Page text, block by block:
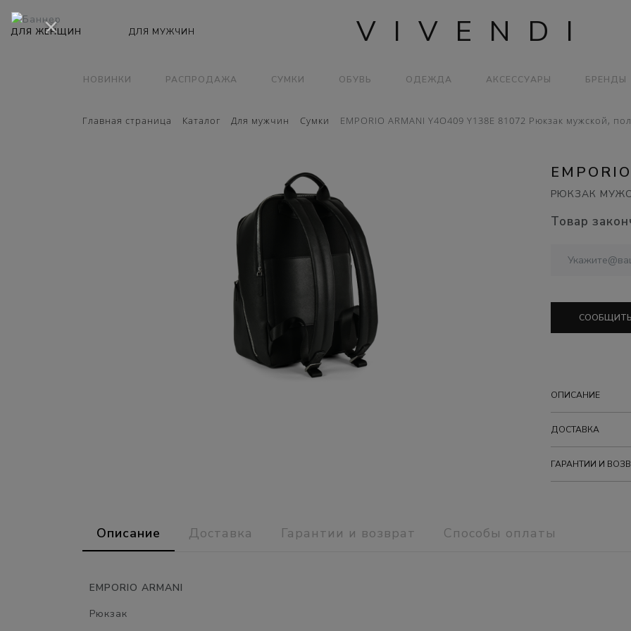
VIVENDI
НОВИНКИ РАСПРОДАЖА СУМКИ ОБУВЬ ОДЕЖДА АКСЕССУАРЫ БРЕНДЫ
Главная страница Каталог Для мужчин Сумки EMPORIO ARMANI Y4O409 Y138E 81072 Рюкзак мужской,
РЮКЗАК
Товар
ОПИСАНИЕ
ДОСТАВКА
ГАРАНТИИ И
Описание Доставка Гарантии и возврат Способы оплаты
EMPORIO ARMANI
Рюкзак
×